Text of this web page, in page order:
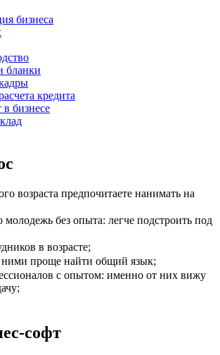
бизнеса
бланки
кредита
бизнесе
возраста предпочитаете нанимать на
молодежь без опыта: легче подстроить под
в возрасте;
ними проще найти общий язык;
с опытом: именно от них вижу
софт